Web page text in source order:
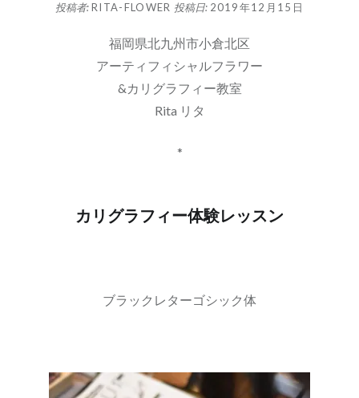
投稿者:RITA-FLOWER 投稿日: 2019年12月15日
福岡県北九州市小倉北区
アーティフィシャルフラワー
&カリグラフィー教室
Rita リタ
*
カリグラフィー体験レッスン
ブラックレターゴシック体